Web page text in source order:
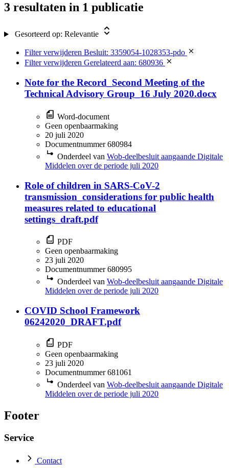
3 resultaten in 1 publicatie
Gesorteerd op: Relevantie
Filter verwijderen Besluit: 3359054-1028353-pdo
Filter verwijderen Gerelateerd aan: 680936
Note for the Record_Second Meeting of the
Technical Advisory Group_16 July 2020.docx
Word-document
Geen openbaarmaking
20 juli 2020
Documentnummer 680984
Onderdeel van Wob-deelbesluit aangaande Digitale
Middelen over de periode juli 2020
Role of children in SARS-CoV-2
transmission_considerations for public health
measures related to educational
settings_draft.pdf
PDF
Geen openbaarmaking
23 juli 2020
Documentnummer 680995
Onderdeel van Wob-deelbesluit aangaande Digitale
Middelen over de periode juli 2020
COVID School Framework
06242020_DRAFT.pdf
PDF
Geen openbaarmaking
23 juli 2020
Documentnummer 681061
Onderdeel van Wob-deelbesluit aangaande Digitale
Middelen over de periode juli 2020
Footer
Service
Contact